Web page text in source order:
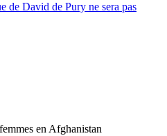
de David de Pury ne sera pas
en Afghanistan